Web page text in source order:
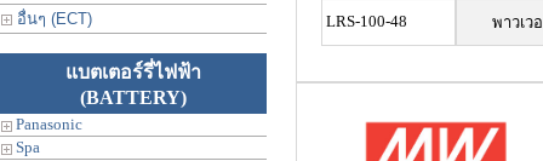
อื่นๆ (ECT)
แบตเตอร์รี่ไฟฟ้า
(BATTERY)
Panasonic
Spa
LRS-100-48 พาวเว